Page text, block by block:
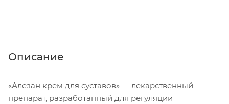
Описание
«Алезан крем для суставов» — лекарственный
препарат, разработанный для регуляции